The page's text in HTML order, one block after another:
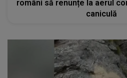
români să renunțe la aerul
caniculă